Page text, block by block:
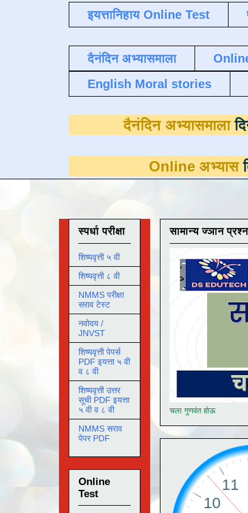
इयत्तानिहाय Online Test
दैनंदिन अभ्यासमाला
English Moral stories
दैनंदिन
Online अभ्यासदिनांक 31
सामान्य ज्ञान
चला गुणवंत होऊ
स्पर्धा परीक्षा
शिष्यवृत्ती ५ वी
शिष्यवृत्ती ८ वी
NMMS परीक्षा
सराव टेस्ट
नवोदय /
JNVST
शिष्यवृत्ती पेपर्स
PDF इयत्ता ५ वी
व ८ वी
शिष्यवृत्ती उत्तर
सूची PDF इयत्ता
५ वी व ८ वी
NMMS सराव
पेपर PDF
Online
Test